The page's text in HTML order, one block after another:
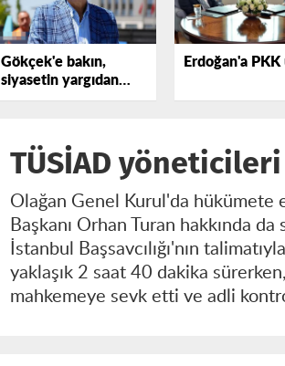
Gökçek'e bakın,
siyasetin yargıdan
elini çekmediğini
Erdoğan'a PKK
TÜSİAD yöneticileri
Olağan Genel Kurul'da hükümete
Başkanı Orhan Turan hakkında
İstanbul Başsavcılığı'nın
yaklaşık 2 saat 40 dakika
mahkemeye sevk etti ve adli